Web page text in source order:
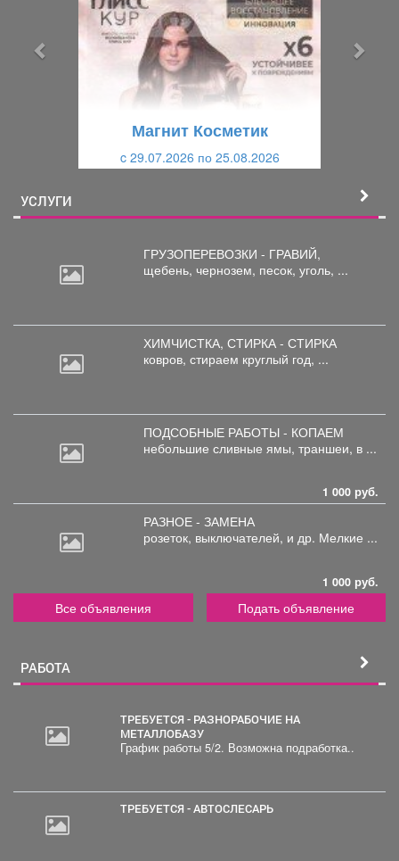
Магнит Косметик
c 29.07.2026 по 25.08.2026
УСЛУГИ
ГРУЗОПЕРЕВОЗКИ - ГРАВИЙ,
щебень, чернозем, песок, уголь, ...
ХИМЧИСТКА, СТИРКА - СТИРКА
ковров, стираем круглый год, ...
ПОДСОБНЫЕ РАБОТЫ - КОПАЕМ
небольшие сливные ямы, траншеи, в ...
1 000 руб.
РАЗНОЕ - ЗАМЕНА
розеток, выключателей, и др. Мелкие ...
1 000 руб.
Все объявления Подать объявление
РАБОТА
ТРЕБУЕТСЯ - РАЗНОРАБОЧИЕ НА
МЕТАЛЛОБАЗУ
График работы 5/2. Возможна подработка..
ТРЕБУЕТСЯ - АВТОСЛЕСАРЬ